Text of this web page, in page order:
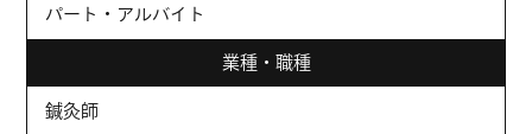
パート・アルバイト
業種・職種
鍼灸師